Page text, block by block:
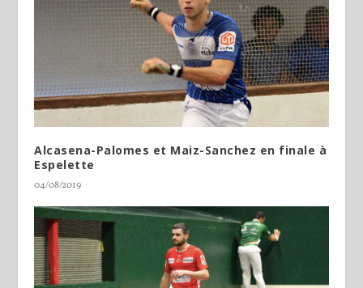
Alcasena-Palomes et Maiz-Sanchez en finale à
Espelette
04/08/2019